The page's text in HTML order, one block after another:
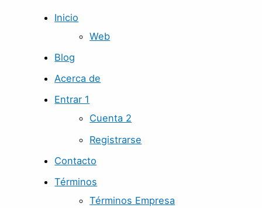
Inicio
Web
Blog
Acerca de
Entrar 1
Cuenta 2
Registrarse
Contacto
Términos
Términos Empresa